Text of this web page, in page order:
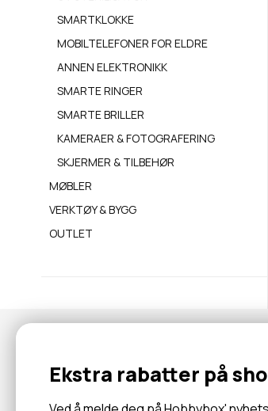
SMARTKLOKKE
MOBILTELEFONER FOR ELDRE
ANNEN ELEKTRONIKK
SMARTE RINGER
SMARTE BRILLER
KAMERAER & FOTOGRAFERING
SKJERMER & TILBEHØR
MØBLER
VERKTØY & BYGG
OUTLET
Abonner for å motta tilbud og informasjon
Ekstra rabatter på